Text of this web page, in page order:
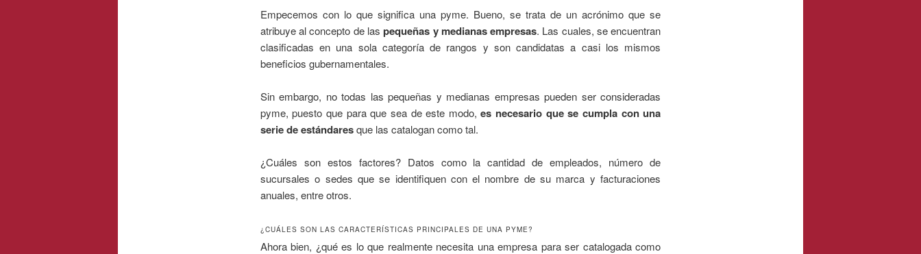
Empecemos con lo que significa una pyme. Bueno, se trata de un acrónimo que se
atribuye al concepto de laspequeñas y medianas empresas. Las cuales, se encuentran
clasificadas en una sola categoría de rangos y son candidatas a casi los mismos
beneficios gubernamentales.
Sin embargo, no todas las pequeñas y medianas empresas pueden ser consideradas
pyme, puesto que para que sea de este modo,es necesario que se cumpla con una
serie de estándaresque las catalogan como tal.
¿Cuáles son estos factores? Datos como la cantidad de empleados, número de
sucursales o sedes que se identifiquen con el nombre de su marca y facturaciones
anuales, entre otros.
¿CUÁLES SON LAS CARACTERÍSTICAS PRINCIPALES DE UNA PYME?
Ahora bien, ¿qué es lo que realmente necesita una empresa para ser catalogada como